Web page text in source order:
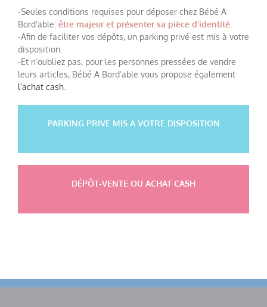
-Seules conditions requises pour déposer chez Bébé A
Bord’able: être majeur et présenter sa pièce d’identité.
-Afin de faciliter vos dépôts, un parking privé est mis à votre
disposition.
-Et n’oubliez pas, pour les personnes pressées de vendre
leurs articles, Bébé A Bord’able vous propose également
l’achat cash
PARKING PRIVE MIS A VOTRE DISPOSITION
DÉPÔT-VENTE OU ACHAT CASH